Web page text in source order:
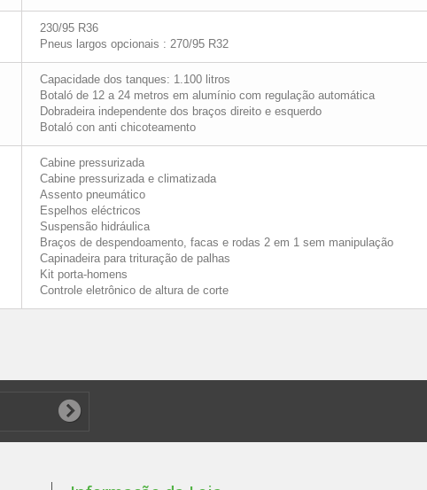
230/95 R36
Pneus largos opcionais : 270/95 R32
Capacidade dos tanques: 1.100 litros
Botaló de 12 a 24 metros em alumínio com regulação automática
Dobradeira independente dos braços direito e esquerdo
Botaló con anti chicoteamento
Cabine pressurizada
Cabine pressurizada e climatizada
Assento pneumático
Espelhos eléctricos
Suspensão hidráulica
Braços de despendoamento, facas e rodas 2 em 1 sem manipulação
Capinadeira para trituração de palhas
Kit porta-homens
Controle eletrônico de altura de corte